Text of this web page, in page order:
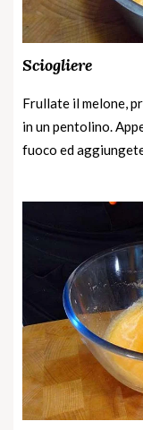
Sciogliere
Frullate il melone,
in un pentolino.
fuoco ed